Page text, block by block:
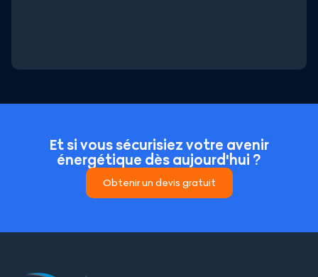
Et si vous sécurisiez votre avenir
énergétique dès aujourd'hui ?
Obtenir un devis gratuit